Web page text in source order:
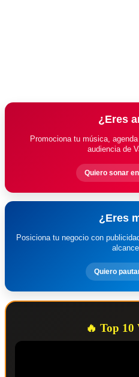
¿Eres
Promociona tu música,
audiencia de
Quiero sonar
¿Eres
Posiciona tu negocio con
alcance
Quiero
🔥 Top 10